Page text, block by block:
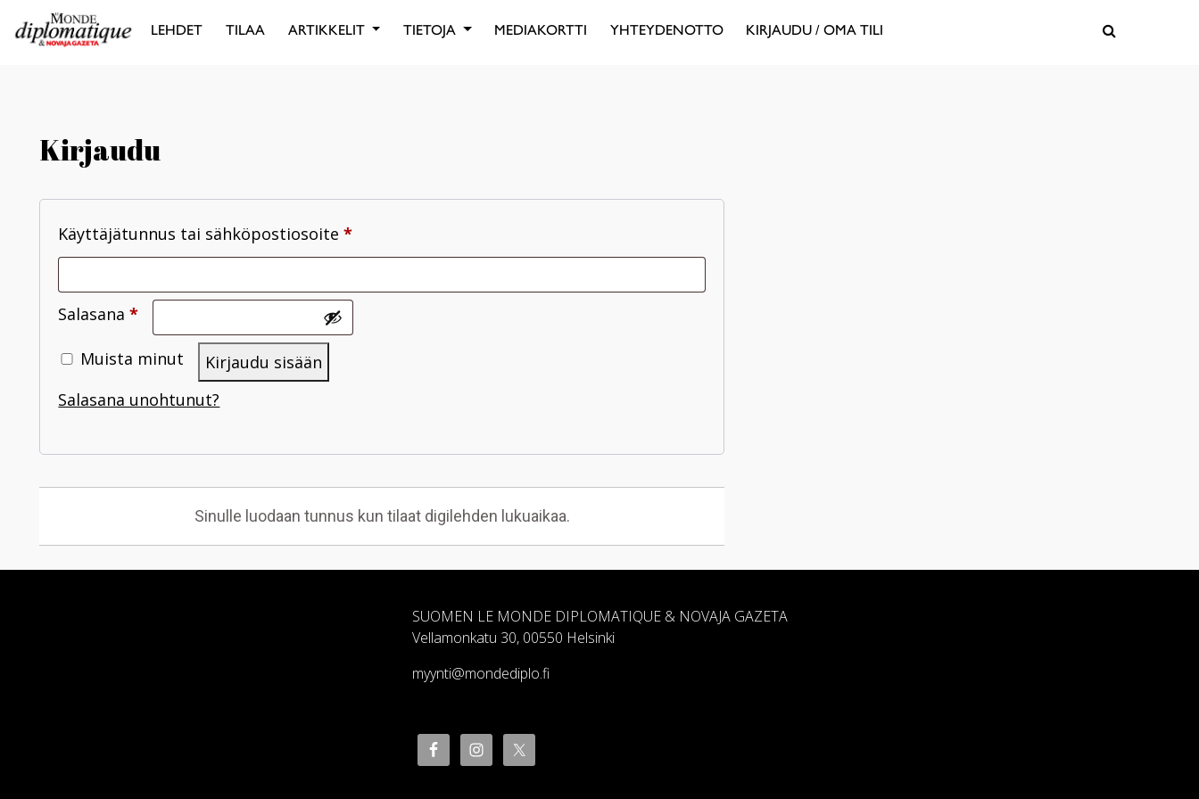
LEHDET TILAA ARTIKKELIT TIETOJA MEDIAKORTTI YHTEYDENOTTO KIRJAUDU / OMA TILI
Kirjaudu
Käyttäjätunnus tai sähköpostiosoite*
Salasana*
Muista minut
Kirjaudu sisään
Salasana unohtunut?
Sinulle luodaan tunnus kun tilaat digilehden lukuaikaa.
SUOMEN LE MONDE DIPLOMATIQUE & NOVAJA GAZETA
Vellamonkatu 30, 00550 Helsinki
myynti@mondediplo.fi